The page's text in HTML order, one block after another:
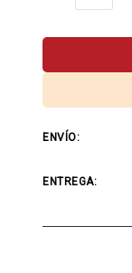
ENVÍO:
ENTREGA: